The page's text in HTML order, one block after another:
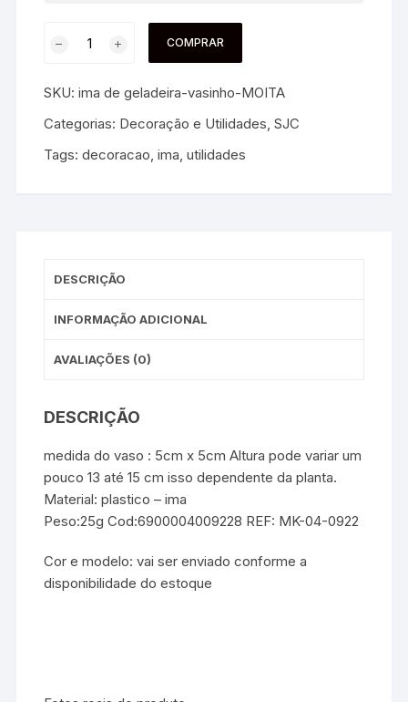
COMPRAR
SKU:ima de geladeira-vasinho-MOITA
Categorias: Decoração e Utilidades,SJC
Tags:decoracao,ima,utilidades
DESCRIÇÃO
INFORMAÇÃO ADICIONAL
AVALIAÇÕES (0)
DESCRIÇÃO
medida do vaso : 5cm x 5cm Altura pode variar um
pouco 13 até 15 cm isso dependente da planta.
Material: plastico – ima
Peso:25g Cod:6900004009228 REF: MK-04-0922
Cor e modelo: vai ser enviado conforme a
disponibilidade do estoque